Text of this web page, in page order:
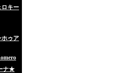
キー
ゥア
ナ★